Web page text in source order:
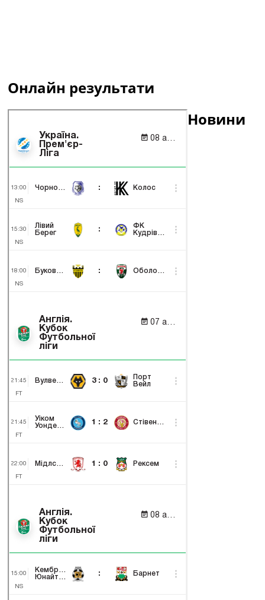
Онлайн результати
Новини